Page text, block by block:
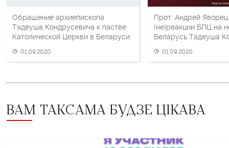
Обращение архиепископа
Тадеуша Кондрусевича к пастве
Католической Церкви в Беларуси
01.09.2020
Прот. Андрей
(не)реакции БПЦ на
Беларусь Тадеуша
01.09.2020
ВАМ ТАКСАМА БУДЗЕ ЦІКАВА